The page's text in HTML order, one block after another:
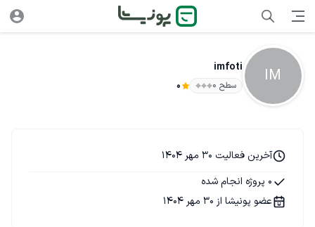
IM
imfoti
سطح ۰ 0
آخرین فعالیت 30 مهر 1404
0 پروژه انجام شده
عضو پونیشا از 30 مهر 1404